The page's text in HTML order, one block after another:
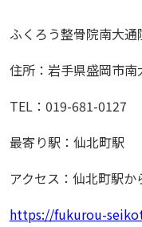
ふくろう整骨院南大通
住所：岩手県盛岡市南
TEL ： 019-681-0127
最寄り駅：仙北町駅
アクセス：仙北町駅か
https://fukurou-